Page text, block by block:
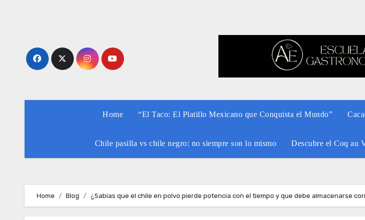
Home “El Taco: El Platillo Mexicano que Conquista el Mundo”
Chile pasilla vs chile negro: no siempre son lo mismo Descubre el Coq au
Home Blog ¿Sabías que el chile en polvo pierde potencia con el tiempo y que debe almacenarse